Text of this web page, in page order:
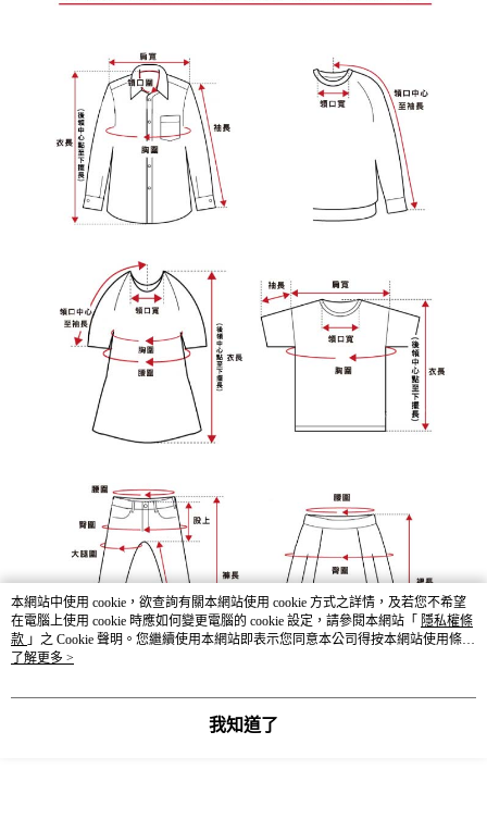
本網站中使用 cookie，欲查詢有關本網站使用 cookie 方式之詳情，及若您不希望
在電腦上使用 cookie 時應如何變更電腦的 cookie 設定，請參閱本網站「 隱私權條
款 」之 Cookie 聲明。您繼續使用本網站即表示您同意本公司得按本網站使用條款
之 Cookie 聲明使用 cookie。
了解更多 >
我知道了